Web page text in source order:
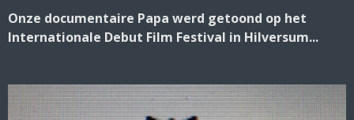
Onze documentaire Papa werd getoond op het
Internationale Debut Film Festival in Hilversum...